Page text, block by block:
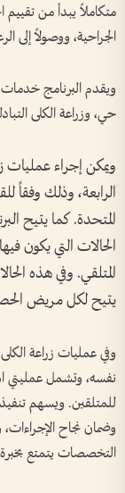
متكاملاً يبدأ من تقييم
الجراحية، ووصولاً إلى
ويقدم البرنامج خدمات
حي، وزراعة الكلى
ويمكن إجراء عمليات
الرابعة، وذلك وفقاً
المتحدة. كما يتيح
الحالات التي يكون
المتلقي. وفي هذه
يتيح لكل مريض
وفي عمليات زراعة الكلى
نفسه، وتشمل عمليتي
للمتلقين. ويسهم
وضمان نجاح
التخصصات يتمتع بخبرة